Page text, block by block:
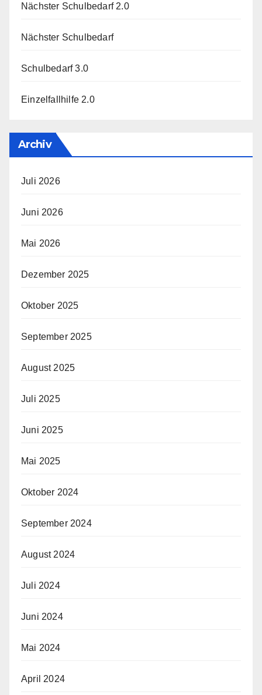
Nächster Schulbedarf 2.0
Nächster Schulbedarf
Schulbedarf 3.0
Einzelfallhilfe 2.0
Archiv
Juli 2026
Juni 2026
Mai 2026
Dezember 2025
Oktober 2025
September 2025
August 2025
Juli 2025
Juni 2025
Mai 2025
Oktober 2024
September 2024
August 2024
Juli 2024
Juni 2024
Mai 2024
April 2024